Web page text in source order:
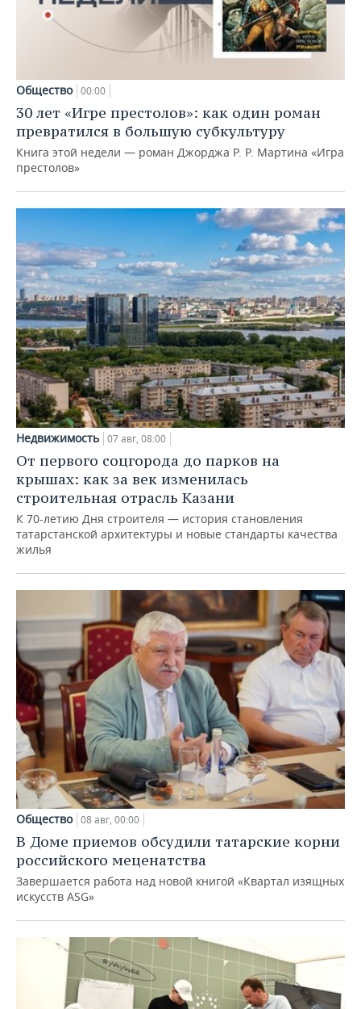
Общество 00:00
30 лет «Игре престолов»: как один роман
превратился в большую субкультуру
Книга этой недели — роман Джорджа Р. Р. Мартина «Игра
престолов»
Недвижимость 07 авг, 08:00
От первого соцгорода до парков на
крышах: как за век изменилась
строительная отрасль Казани
К 70-летию Дня строителя — история становления
татарстанской архитектуры и новые стандарты качества
жилья
Общество 08 авг, 00:00
В Доме приемов обсудили татарские корни
российского меценатства
Завершается работа над новой книгой «Квартал изящных
искусств ASG»